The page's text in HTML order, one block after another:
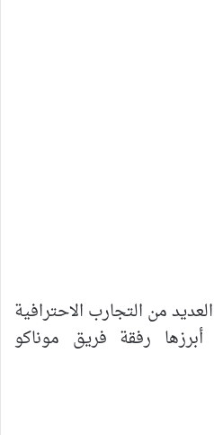
من التجارب الاحترافية
رفقة فريق موناكو